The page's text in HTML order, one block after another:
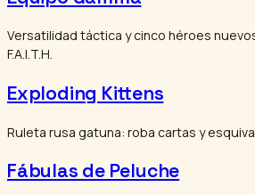
Versatilidad táctica y cinco héroes
F.A.I.T.H.
Exploding Kittens
Ruleta rusa gatuna: roba cartas y
Fábulas de Peluche